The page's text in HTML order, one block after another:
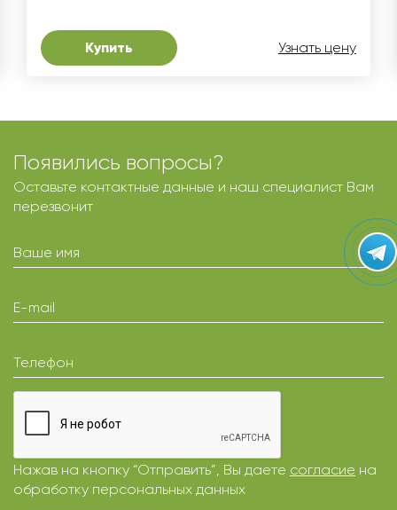
Купить Узнать цену
Появились вопросы?
Оставьте контактные данные и наш специалист Вам
перезвонит
Ваше имя
E-mail
Телефон
Нажав на кнопку “Отправить”, Вы даете согласие на
обработку персональных данных